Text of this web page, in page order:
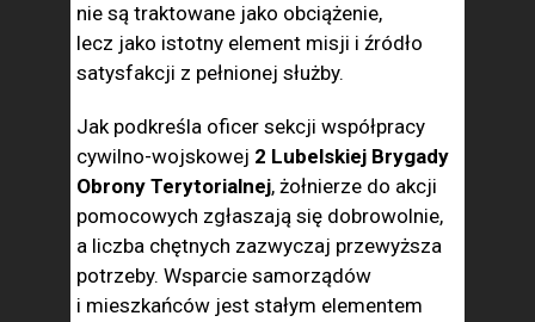
nie są traktowane jako obciążenie,
lecz jako istotny element misji i źródło
satysfakcji z pełnionej służby.
Jak podkreśla oficer sekcji współpracy
cywilno-wojskowej 2 Lubelskiej Brygady
Obrony Terytorialnej, żołnierze do akcji
pomocowych zgłaszają się dobrowolnie,
a liczba chętnych zazwyczaj przewyższa
potrzeby. Wsparcie samorządów
i mieszkańców jest stałym elementem